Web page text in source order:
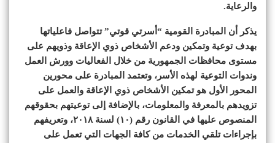
والرعاية.
يذكر أن المبادرة القومية “أسرتي قوتي” تتواصل فاعلياتها
بهدف توعية وتمكين ودعم الأشخاص ذوي الإعاقة وذويهم على
مستوى محافظات الجمهورية من خلال الفعاليات وورش العمل
وندوات التوعية لهذه الأسر، وتعتمد المبادرة على محورين
المحور الأول هو تمكين الأشخاص ذوي الإعاقة والعمل على
تزويدهم بالمعرفة والمعلومات، بالإضافة إلى توعيتهم بحقوقهم
المنصوص عليها في القانون رقم (١٠) لسنة ٢٠١٨، وتعريفهم
بإجراءات تلقي الخدمات من كافة الجهات التي تعمل على